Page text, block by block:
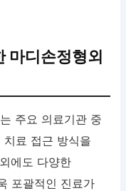
마디손정형외
주요 의료기관 중
료 접근 방식을
에도 다양한
포괄적인 진료가